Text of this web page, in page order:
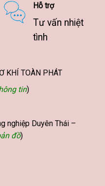
Hỗ trợ
Tư vấn nhiệt
tình
KHÍ TOÀN PHÁT
tin)
nghiệp Duyên Thái –
đồ)